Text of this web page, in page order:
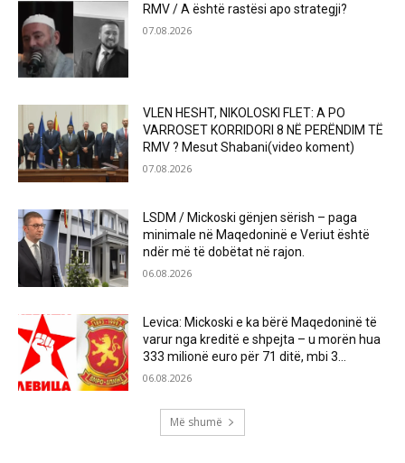
RMV / A është rastësi apo strategji?
07.08.2026
VLEN HESHT, NIKOLOSKI FLET: A PO
VARROSET KORRIDORI 8 NË PERËNDIM TË
RMV ? Mesut Shabani(video koment)
07.08.2026
LSDM / Mickoski gënjen sërish – paga
minimale në Maqedoninë e Veriut është
ndër më të dobëtat në rajon.
06.08.2026
Levica: Mickoski e ka bërë Maqedoninë të
varur nga kreditë e shpejta – u morën hua
333 milionë euro për 71 ditë, mbi 3...
06.08.2026
Më shumë